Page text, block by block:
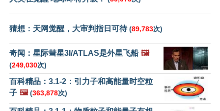
猜想：天网觉醒，大审判指日可待(89,783次)
奇闻：星际彗星3I/ATLAS是外星飞船 🖼️
(249,030次)
百科精品：3.1-2：引力子和高能量时空粒
子 🖼️ (363,878次)